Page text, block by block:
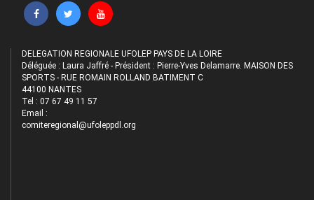
DELEGATION REGIONALE UFOLEP PAYS DE LA LOIRE
Déléguée : Laura Jaffré - Président : Pierre-Yves Delamarre. MAISON DES
SPORTS - RUE ROMAIN ROLLAND BATIMENT C
44100 NANTES
Tel : 07 67 49 11 57
Email :
comiteregional@ufoleppdl.org